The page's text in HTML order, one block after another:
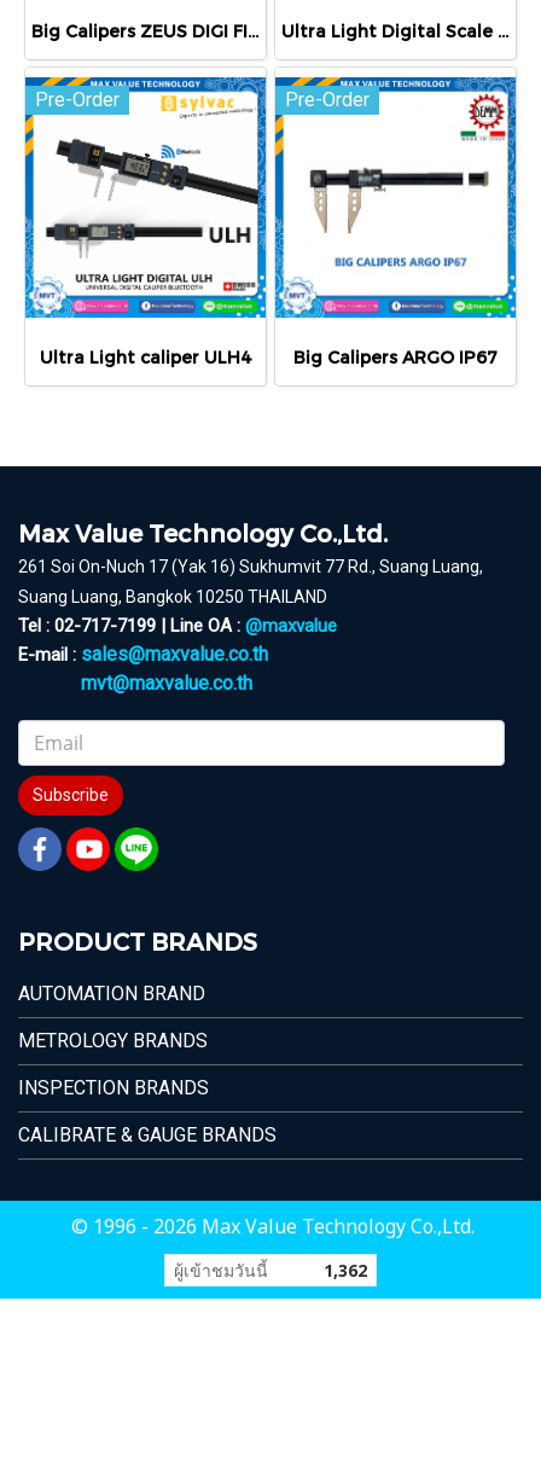
Big Calipers ZEUS DIGI FIBER Ultra Light Digital Scale ULD4
Pre-Order
Ultra Light caliper ULH4
Pre-Order
Big Calipers ARGO IP67
Max Value Technology Co.,Ltd.
261 Soi On-Nuch 17 (Yak 16) Sukhumvit 77 Rd., Suang Luang,
Suang Luang, Bangkok 10250 THAILAND
Tel : 02-717-7199 | Line OA : @maxvalue
E-mail : sales@maxvalue.co.th
mvt@maxvalue.co.th
Subscribe
PRODUCT BRANDS
AUTOMATION BRAND
METROLOGY BRANDS
INSPECTION BRANDS
CALIBRATE & GAUGE BRANDS
© 1996 - 2026 Max Value Technology Co.,Ltd.
ผู้เข้าชมวันนี้ 1,362